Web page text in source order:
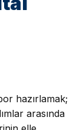
hazırlamak;
arasında